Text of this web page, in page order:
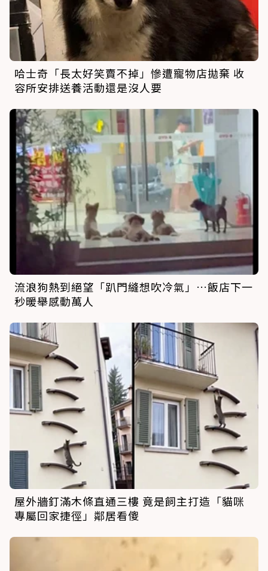
哈士奇「長太好笑賣不掉」慘遭寵物店拋棄 收
容所安排送養活動還是沒人要
流浪狗熱到絕望「趴門縫想吹冷氣」…飯店下一
秒暖舉感動萬人
屋外牆釘滿木條直通三樓 竟是飼主打造「貓咪
專屬回家捷徑」鄰居看傻